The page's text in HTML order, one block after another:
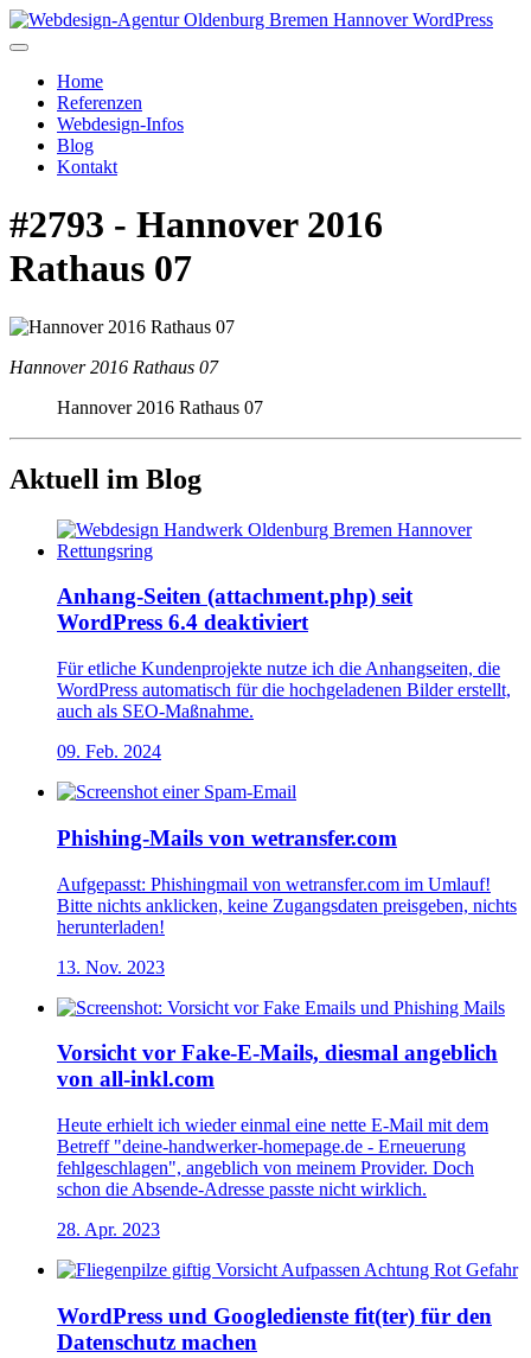
Home
Referenzen
Webdesign-Infos
Blog
Kontakt
#2793 - Hannover 2016
Rathaus 07
Hannover 2016 Rathaus 07
Hannover 2016 Rathaus 07
Aktuell im Blog
Anhang-Seiten (attachment.php) seit
WordPress 6.4 deaktiviert
Für etliche Kundenprojekte nutze ich die Anhangseiten, die
WordPress automatisch für die hochgeladenen Bilder erstellt,
auch als SEO-Maßnahme.
09. Feb. 2024
Phishing-Mails von wetransfer.com
Aufgepasst: Phishingmail von wetransfer.com im Umlauf!
Bitte nichts anklicken, keine Zugangsdaten preisgeben, nichts
herunterladen!
13. Nov. 2023
Vorsicht vor Fake-E-Mails, diesmal angeblich
von all-inkl.com
Heute erhielt ich wieder einmal eine nette E-Mail mit dem
Betreff "deine-handwerker-homepage.de - Erneuerung
fehlgeschlagen", angeblich von meinem Provider. Doch
schon die Absende-Adresse passte nicht wirklich.
28. Apr. 2023
WordPress und Googledienste fit(ter) für den
Datenschutz machen